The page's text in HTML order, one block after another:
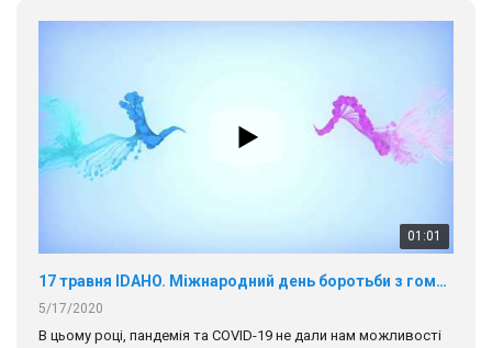
01:01
17 травня IDAHO. Міжнародний день боротьби з гомофобією трансфобією і біфобія.
5/17/2020
В цьому році, пандемія та COVІD-19 не дали нам можливості